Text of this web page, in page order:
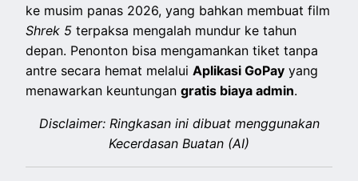
ke musim panas 2026, yang bahkan membuat film
Shrek 5 terpaksa mengalah mundur ke tahun
depan. Penonton bisa mengamankan tiket tanpa
antre secara hemat melaluiAplikasi GoPay yang
menawarkan keuntungangratis biaya admin.
Disclaimer: Ringkasan ini dibuat menggunakan
Kecerdasan Buatan (AI)